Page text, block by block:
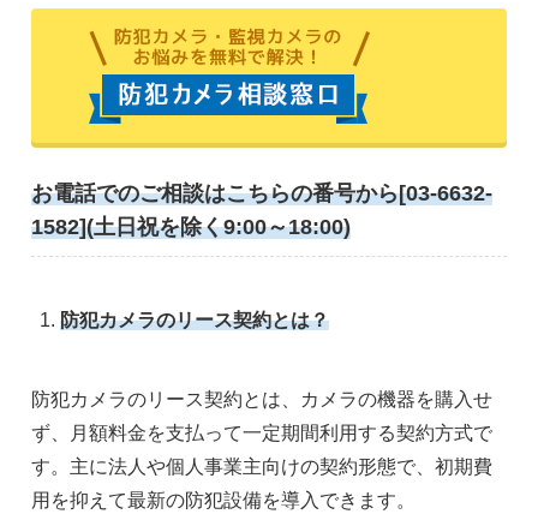
お電話でのご相談はこちらの番号から[03-6632-
1582](土日祝を除く9:00～18:00)
防犯カメラのリース契約とは？
防犯カメラのリース契約とは、カメラの機器を購入せ
ず、月額料金を支払って一定期間利用する契約方式で
す。主に法人や個人事業主向けの契約形態で、初期費
用を抑えて最新の防犯設備を導入できます。